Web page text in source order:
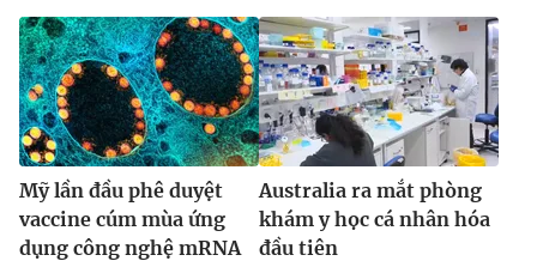
Mỹ lần đầu phê duyệt
vaccine cúm mùa ứng
dụng công nghệ mRNA
Australia ra mắt phòng
khám y học cá nhân hóa
đầu tiên